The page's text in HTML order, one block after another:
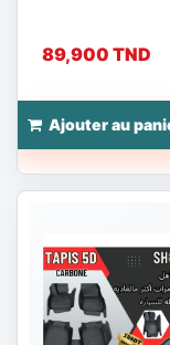
mesure en...
89,900 TND
Ajouter au